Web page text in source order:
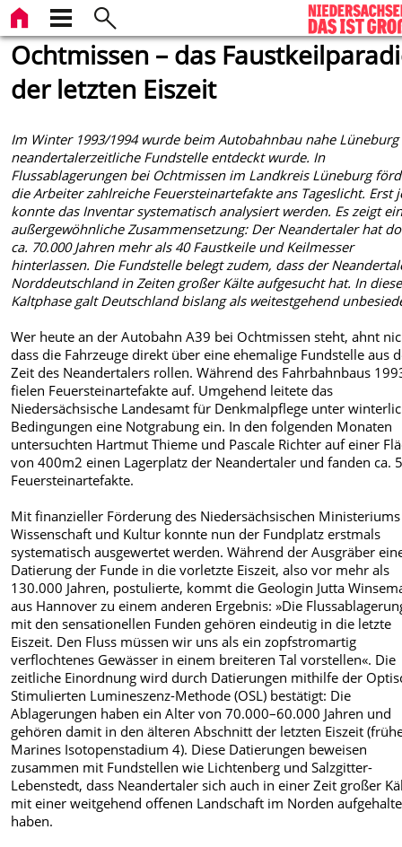
Ochtmissen – das
der letzten Eiszeit
Im Winter 1993/1994 wurde beim Autobahnbau nahe Lüneburg
neandertalerzeitliche Fundstelle entdeckt wurde. In
Flussablagerungen bei Ochtmissen im Landkreis Lüneburg
die Arbeiter zahlreiche Feuersteinartefakte ans Tageslicht. Erst
konnte das Inventar systematisch analysiert werden. Es zeigt
außergewöhnliche Zusammensetzung: Der Neandertaler hat
ca. 70.000 Jahren mehr als 40 Faustkeile und Keilmesser
hinterlassen. Die Fundstelle belegt zudem, dass der
Norddeutschland in Zeiten großer Kälte aufgesucht hat. In
Kaltphase galt Deutschland bislang als weitestgehend
Wer heute an der Autobahn A39 bei Ochtmissen steht, ahnt
dass die Fahrzeuge direkt über eine ehemalige Fundstelle aus
Zeit des Neandertalers rollen. Während des Fahrbahnbaus
fielen Feuersteinartefakte auf. Umgehend leitete das
Niedersächsische Landesamt für Denkmalpflege unter
Bedingungen eine Notgrabung ein. In den folgenden Monaten
untersuchten Hartmut Thieme und Pascale Richter auf einer
von 400m2 einen Lagerplatz der Neandertaler und fanden ca.
Feuersteinartefakte.
Mit finanzieller Förderung des Niedersächsischen
Wissenschaft und Kultur konnte nun der Fundplatz erstmals
systematisch ausgewertet werden. Während der Ausgräber
Datierung der Funde in die vorletzte Eiszeit, also vor mehr als
130.000 Jahren, postulierte, kommt die Geologin Jutta
aus Hannover zu einem anderen Ergebnis: »Die
mit den sensationellen Funden gehören eindeutig in die letzte
Eiszeit. Den Fluss müssen wir uns als ein zopfstromartig
verflochtenes Gewässer in einem breiteren Tal vorstellen«. Die
zeitliche Einordnung wird durch Datierungen mithilfe der
Stimulierten Lumineszenz-Methode (OSL) bestätigt: Die
Ablagerungen haben ein Alter von 70.000–60.000 Jahren und
gehören damit in den älteren Abschnitt der letzten Eiszeit
Marines Isotopenstadium 4). Diese Datierungen beweisen
zusammen mit Fundstellen wie Lichtenberg und Salzgitter-
Lebenstedt, dass Neandertaler sich auch in einer Zeit großer
mit einer weitgehend offenen Landschaft im Norden
haben.